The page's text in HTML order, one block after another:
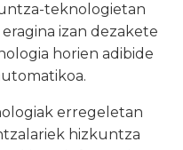
teknologietan
izan dezakete
horien adibide
erregeletan
hizkuntza